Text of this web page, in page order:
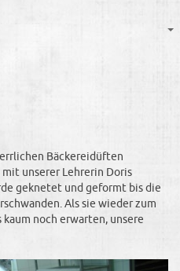
Bäckereidüften
unserer Lehrerin Doris
geknetet und geformt bis die
Als sie wieder zum
noch erwarten, unsere